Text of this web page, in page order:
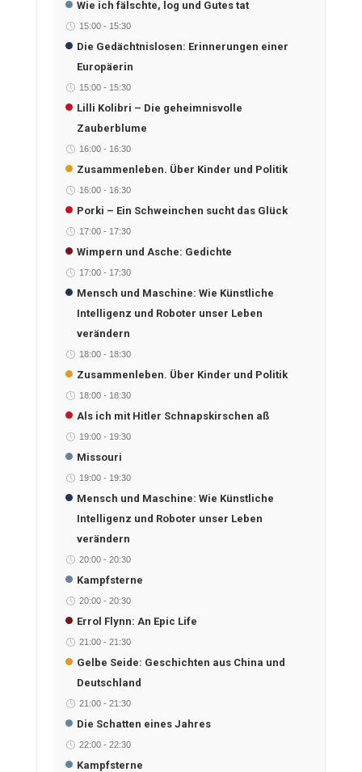
Wie ich fälschte, log und Gutes tat
15:00- 15:30
Die Gedächtnislosen: Erinnerungen einer
Europäerin
15:00- 15:30
Lilli Kolibri – Die geheimnisvolle
Zauberblume
16:00- 16:30
Zusammenleben. Über Kinder und Politik
16:00- 16:30
Porki – Ein Schweinchen sucht das Glück
17:00- 17:30
Wimpern und Asche: Gedichte
17:00- 17:30
Mensch und Maschine: Wie Künstliche
Intelligenz und Roboter unser Leben
verändern
18:00- 18:30
Zusammenleben. Über Kinder und Politik
18:00- 18:30
Als ich mit Hitler Schnapskirschen aß
19:00- 19:30
Missouri
19:00- 19:30
Mensch und Maschine: Wie Künstliche
Intelligenz und Roboter unser Leben
verändern
20:00- 20:30
Kampfsterne
20:00- 20:30
Errol Flynn: An Epic Life
21:00- 21:30
Gelbe Seide: Geschichten aus China und
Deutschland
21:00- 21:30
Die Schatten eines Jahres
22:00- 22:30
Kampfsterne